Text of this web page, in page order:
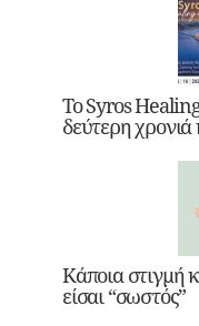
Το Syros
δεύτερη χρονιά
Κάποια στιγμή
είσαι “σωστός”